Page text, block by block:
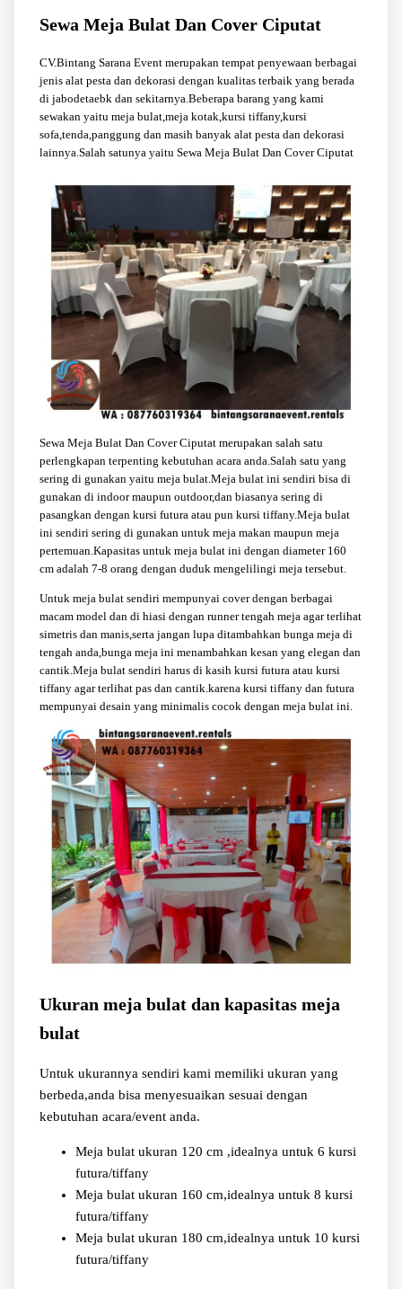
Sewa Meja Bulat Dan Cover Ciputat
CV.Bintang Sarana Event merupakan tempat penyewaan berbagai
jenis alat pesta dan dekorasi dengan kualitas terbaik yang berada
di jabodetaebk dan sekitarnya.Beberapa barang yang kami
sewakan yaitu meja bulat,meja kotak,kursi tiffany,kursi
sofa,tenda,panggung dan masih banyak alat pesta dan dekorasi
lainnya.Salah satunya yaitu Sewa Meja Bulat Dan Cover Ciputat
Sewa Meja Bulat Dan Cover Ciputat merupakan salah satu
perlengkapan terpenting kebutuhan acara anda.Salah satu yang
sering di gunakan yaitu meja bulat.Meja bulat ini sendiri bisa di
gunakan di indoor maupun outdoor,dan biasanya sering di
pasangkan dengan kursi futura atau pun kursi tiffany.Meja bulat
ini sendiri sering di gunakan untuk meja makan maupun meja
pertemuan.Kapasitas untuk meja bulat ini dengan diameter 160
cm adalah 7-8 orang dengan duduk mengelilingi meja tersebut.
Untuk meja bulat sendiri mempunyai cover dengan berbagai
macam model dan di hiasi dengan runner tengah meja agar terlihat
simetris dan manis,serta jangan lupa ditambahkan bunga meja di
tengah anda,bunga meja ini menambahkan kesan yang elegan dan
cantik.Meja bulat sendiri harus di kasih kursi futura atau kursi
tiffany agar terlihat pas dan cantik.karena kursi tiffany dan futura
mempunyai desain yang minimalis cocok dengan meja bulat ini.
Ukuran meja bulat dan kapasitas meja
bulat
Untuk ukurannya sendiri kami memiliki ukuran yang
berbeda,anda bisa menyesuaikan sesuai dengan
kebutuhan acara/event anda.
Meja bulat ukuran 120 cm ,idealnya untuk 6 kursi
futura/tiffany
Meja bulat ukuran 160 cm,idealnya untuk 8 kursi
futura/tiffany
Meja bulat ukuran 180 cm,idealnya untuk 10 kursi
futura/tiffany